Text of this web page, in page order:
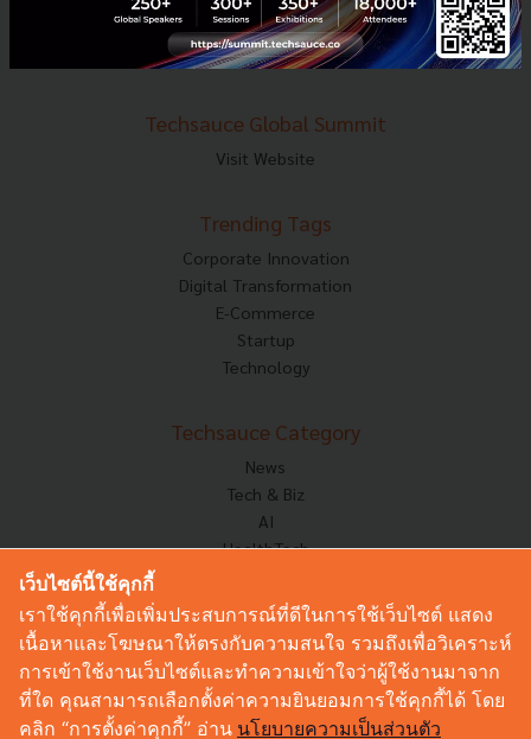
Privacy Policy
ส่งบทความ
Techsauce Global Summit
Visit Website
Trending Tags
Corporate Innovation
Digital Transformation
E-Commerce
Startup
Technology
Techsauce Category
News
Tech & Biz
AI
HealthTech
Corp Innov
Saucy Thoughts
Sustainable
Videos
เว็บไซต์นี้ใช้คุกกี้
เราใช้คุกกี้เพื่อเพิ่มประสบการณ์ที่ดีในการใช้เว็บไซต์ แสดง
เนื้อหาและโฆษณาให้ตรงกับความสนใจ รวมถึงเพื่อวิเคราะห์
การเข้าใช้งานเว็บไซต์และทำความเข้าใจว่าผู้ใช้งานมาจาก
ที่ใด คุณสามารถเลือกตั้งค่าความยินยอมการใช้คุกกี้ได้ โดย
คลิก “การตั้งค่าคุกกี้” อ่าน นโยบายความเป็นส่วนตัว